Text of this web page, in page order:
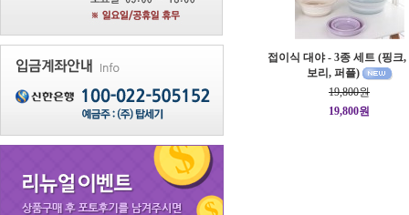
접이식 대야 - 3종 세트 (핑크,
보리, 퍼플)
19,800원
19,800원